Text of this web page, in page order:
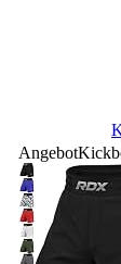
Angebot